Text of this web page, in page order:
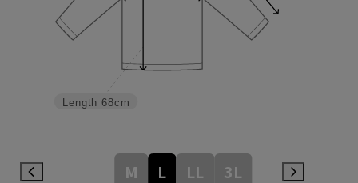
Length 68cm
M L LL 3L